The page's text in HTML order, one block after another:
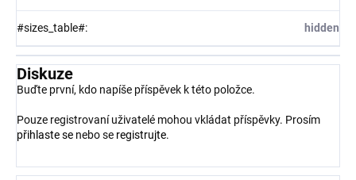
#sizes_table#: hidden
Diskuze
Buďte první, kdo napíše příspěvek k této položce.
Pouze registrovaní uživatelé mohou vkládat příspěvky. Prosím
přihlaste se nebo se registrujte.